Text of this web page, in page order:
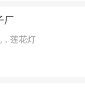
厂
莲花灯